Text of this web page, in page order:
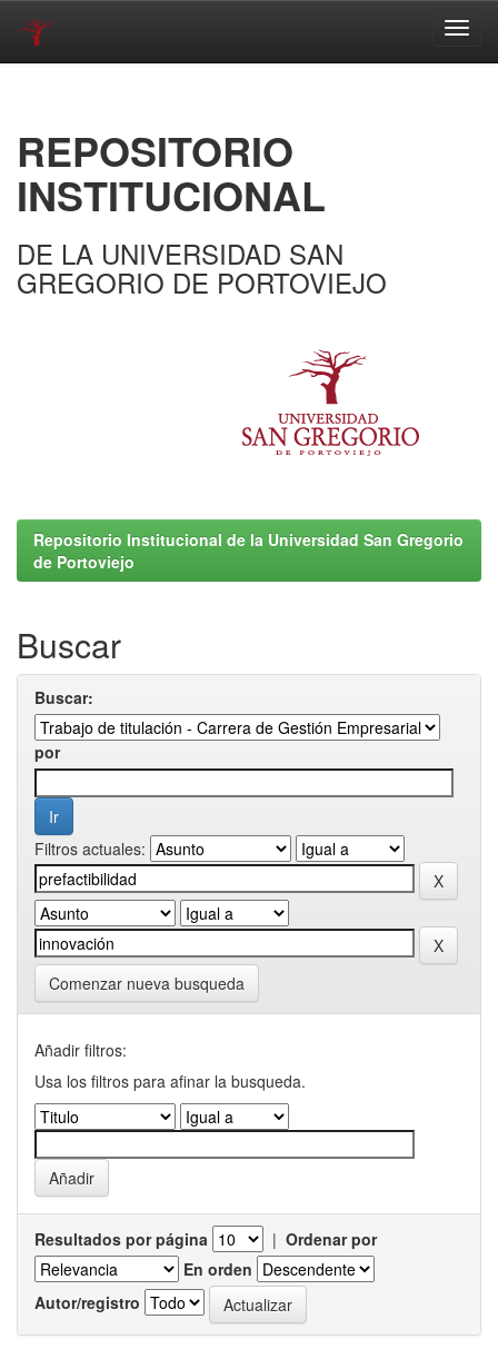
REPOSITORIO
INSTITUCIONAL
DE LA UNIVERSIDAD SAN
GREGORIO DE PORTOVIEJO
Repositorio Institucional de la Universidad San Gregorio
de Portoviejo
Buscar
Buscar:
por
Filtros actuales:
Comenzar nueva busqueda
Añadir filtros:
Usa los filtros para afinar la busqueda.
Resultados por página | Ordenar por
En orden
Autor/registro